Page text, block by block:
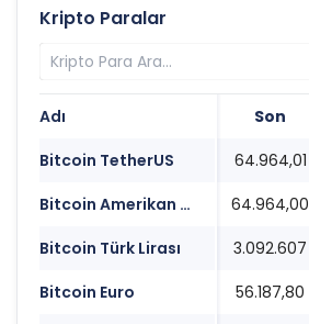
Kripto Paralar
Adı Son
Bitcoin TetherUS
64.964,01
Bitcoin Amerikan Doları
64.964,00
Bitcoin Türk Lirası
3.092.607
Bitcoin Euro
56.187,80